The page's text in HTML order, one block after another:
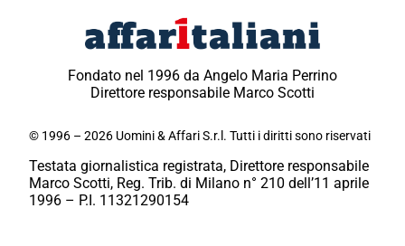
Fondato nel 1996 da Angelo Maria Perrino
Direttore responsabile Marco Scotti
© 1996 – 2026 Uomini & Affari S.r.l. Tutti i diritti sono riservati
Testata giornalistica registrata, Direttore responsabile
Marco Scotti, Reg. Trib. di Milano n° 210 dell’11 aprile
1996 – P.I. 11321290154